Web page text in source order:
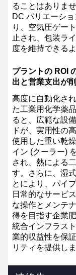
ることはありませ
DC バリエーシ
り、空気圧ゲー
止され、包装ラ
度を維持できる
プラントの ROI
出と営業支出が
高度に自動化さ
た工業用化学薬
ると、広範な設
ドが、実用性の
使用した重い乾
イン (クーラー)
され、熱による
す。さらに、湿
とにより、パイ
日常的なサービ
な操作とメンテ
得を目指す企業
統合インフラス
業的収益性を保
リティを提供しま